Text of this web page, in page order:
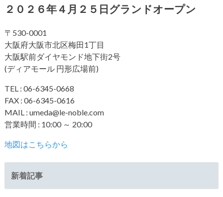
２０２６年４月２５日グランドオープン
〒530-0001
大阪府大阪市北区梅田1丁目
大阪駅前ダイヤモンド地下街2号
(ディアモール 円形広場前)
TEL : 06-6345-0668
FAX : 06-6345-0616
MAIL : umeda@le-noble.com
営業時間 : 10:00 ～ 20:00
地図はこちらから
新着記事